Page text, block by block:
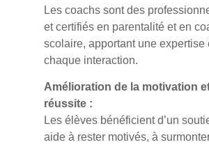
Les coachs sont des
et certifiés en parentalité et en
scolaire, apportant une expertise
chaque interaction.
Amélioration de la motivation
réussite :
Les élèves bénéficient d’un
aide à rester motivés, à